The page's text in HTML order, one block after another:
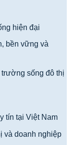
hiện đại
bền vững và
sống đô thị
tín tại Việt Nam
và doanh nghiệp